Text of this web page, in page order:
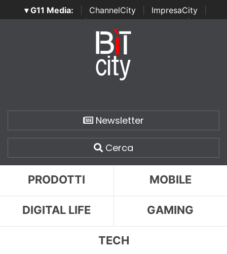
▾ G11 Media: ChannelCity ImpresaCity
SecurityOpenLab | Italian Channel Awards | Italian
Italian Security Awards
Newsletter
Cerca
PRODOTTI MOBILE
DIGITAL LIFE GAMING
TECH